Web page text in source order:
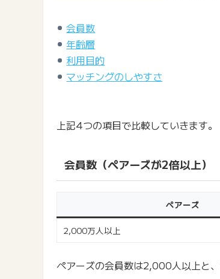
会員数
年齢層
利用目的
マッチングのしやすさ
上記4つの項目で比較していきます。
会員数（ペアーズが2倍以上）
ペアーズ
2,000万人以上
ペアーズの会員数は2,000人以上と